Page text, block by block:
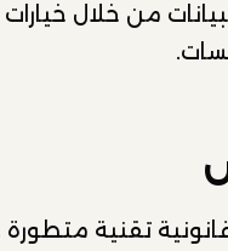
من خلال
تقنية متطورة